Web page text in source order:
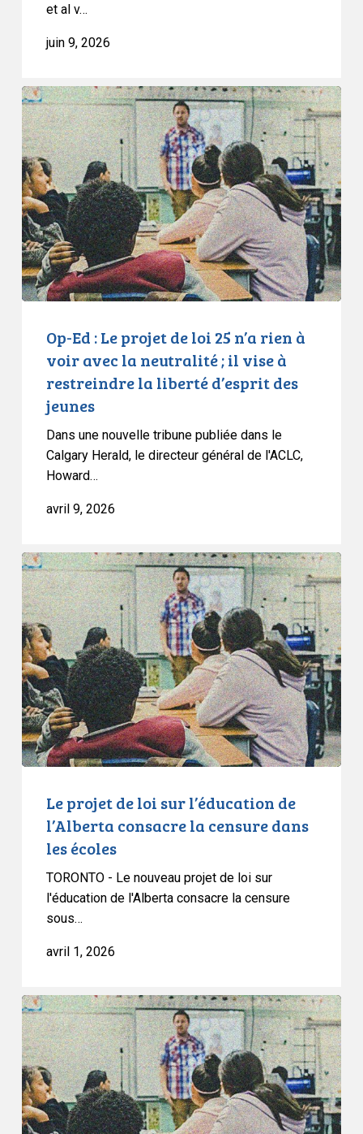
et al v…
juin 9, 2026
Op-
Ed
:
Le
projet
de
loi
25
n’a
rien
à
neutralité
d’esprit
des
jeunes
Op-Ed : Le projet de loi 25 n’a rien à
voir avec la neutralité ; il vise à
restreindre la liberté d’esprit des
jeunes
Dans une nouvelle tribune publiée dans le
Calgary Herald, le directeur général de l'ACLC,
Howard…
avril 9, 2026
Le
projet
de
loi
sur
l’éducation
de
l’Alberta
consacre
la
écoles
Le projet de loi sur l’éducation de
l’Alberta consacre la censure dans
les écoles
TORONTO - Le nouveau projet de loi sur
l'éducation de l'Alberta consacre la censure
sous…
avril 1, 2026
L’ACLC
et
d’autres
groupes
de
la